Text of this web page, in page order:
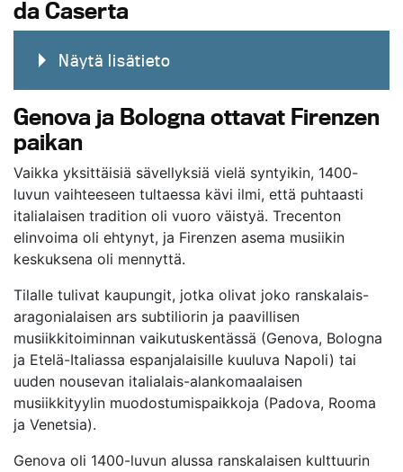
da Caserta
Näytä lisätieto
Genova ja Bologna ottavat Firenzen
paikan
Vaikka yksittäisiä sävellyksiä vielä syntyikin, 1400-
luvun vaihteeseen tultaessa kävi ilmi, että puhtaasti
italialaisen tradition oli vuoro väistyä. Trecenton
elinvoima oli ehtynyt, ja Firenzen asema musiikin
keskuksena oli mennyttä.
Tilalle tulivat kaupungit, jotka olivat joko ranskalais-
aragonialaisen ars subtiliorin ja paavillisen
musiikkitoiminnan vaikutuskentässä (Genova, Bologna
ja Etelä-Italiassa espanjalaisille kuuluva Napoli) tai
uuden nousevan italialais-alankomaalaisen
musiikkityylin muodostumispaikkoja (Padova, Rooma
ja Venetsia).
Genova oli 1400-luvun alussa ranskalaisen kulttuurin